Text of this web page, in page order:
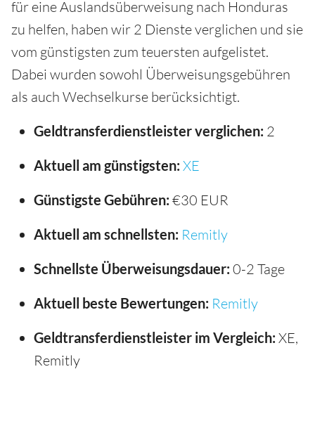
für eine Auslandsüberweisung nach Honduras
zu helfen, haben wir 2 Dienste verglichen und sie
vom günstigsten zum teuersten aufgelistet.
Dabei wurden sowohl Überweisungsgebühren
als auch Wechselkurse berücksichtigt.
Geldtransferdienstleister verglichen: 2
Aktuell am günstigsten: XE
Günstigste Gebühren: €30 EUR
Aktuell am schnellsten: Remitly
Schnellste Überweisungsdauer: 0-2 Tage
Aktuell beste Bewertungen: Remitly
Geldtransferdienstleister im Vergleich: XE,
Remitly